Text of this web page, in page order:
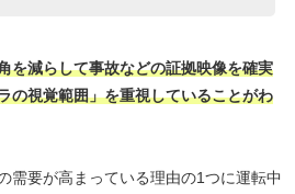
を減らして事故などの証拠映像を確実
の視覚範囲」を重視していることがわ
需要が高まっている理由の1つに運転中